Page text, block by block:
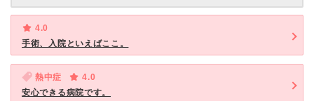
4.0
手術、入院といえばここ。
熱中症
4.0
安心できる病院です。